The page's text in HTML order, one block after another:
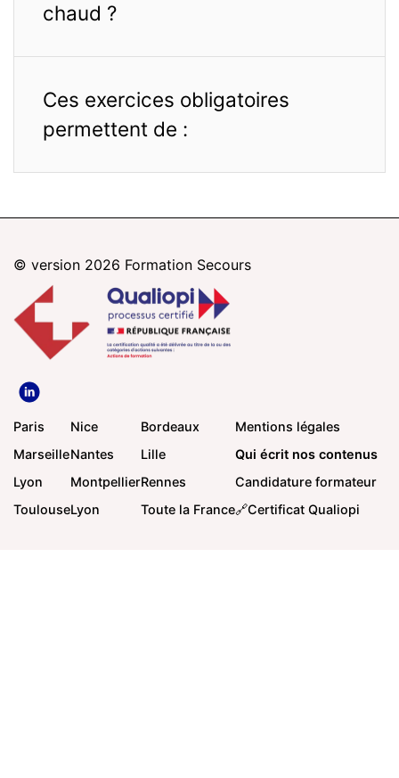
chaud ?
Ces exercices obligatoires
permettent de :
© version 2026 Formation Secours
Paris
Marseille
Lyon
Toulouse
Nice
Nantes
Montpellier
Lyon
Bordeaux
Lille
Rennes
Toute la France
Mentions légales
Qui écrit nos contenus
Candidature formateur
🔗Certificat Qualiopi